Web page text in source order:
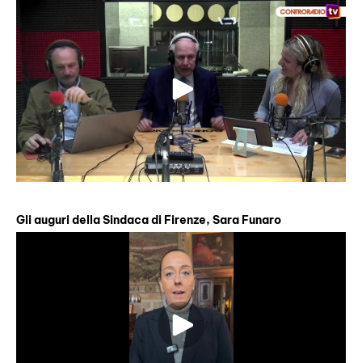
Gli auguri della Sindaca di Firenze, Sara Funaro